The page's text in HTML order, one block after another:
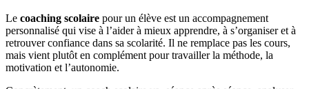
Le coaching scolaire pour un élève est un accompagnement
personnalisé qui vise à l’aider à mieux apprendre, à s’organiser et à
retrouver confiance dans sa scolarité. Il ne remplace pas les cours,
mais vient plutôt en complément pour travailler la méthode, la
motivation et l’autonomie.